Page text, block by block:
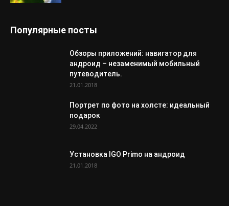
Популярные посты
Обзоры приложений: навигатор для
андроид – незаменимый мобильный
путеводитель.
21.01.2018
Портрет по фото на холсте: идеальный
подарок
29.04.2022
Установка IGO Primo на андроид
21.01.2018